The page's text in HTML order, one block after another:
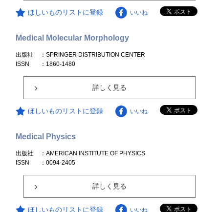
ほしいものリストに登録 いいね
Medical Molecular Morphology
出版社
：SPRINGER DISTRIBUTION CENTER
ISSN
：1860-1480
詳しく見る
ほしいものリストに登録 いいね
Medical Physics
出版社
：AMERICAN INSTITUTE OF PHYSICS
ISSN
：0094-2405
詳しく見る
ほしいものリストに登録 いいね